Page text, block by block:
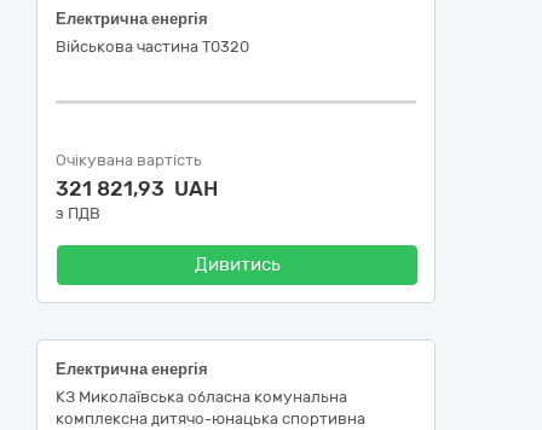
Електрична енергія
Військова частина Т0320
Очікувана вартість
321 821,93 UAH
з ПДВ
Дивитись
Електрична енергія
КЗ Миколаївська обласна комунальна
комплексна дитячо-юнацька спортивна